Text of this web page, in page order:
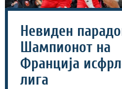
Невиден
Шампионот на
Франција
лига